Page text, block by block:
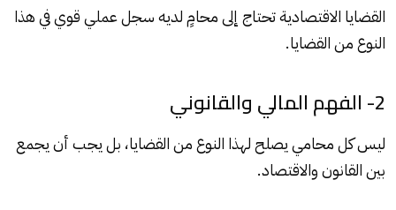
القضايا الاقتصادية تحتاج إلى محامٍ لديه سجل عملي قوي في هذا
النوع من القضايا.
2- الفهم المالي والقانوني
ليس كل محامي يصلح لهذا النوع من القضايا، بل يجب أن يجمع
بين القانون والاقتصاد.